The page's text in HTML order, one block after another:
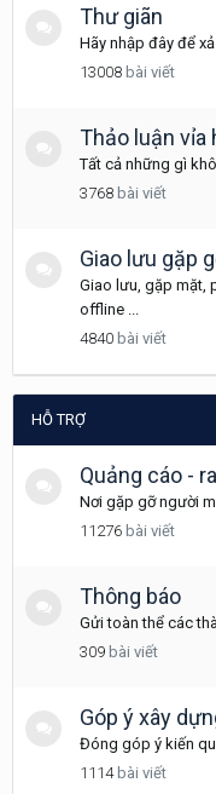
Thư giãn
Hãy nhập đây để
13008 bài viết
Thảo luận vỉa
Tất cả những gì
3768 bài viết
Giao lưu gặp
Giao lưu, gặp mặt,
offline ...
4840 bài viết
HỖ TRỢ
Quảng cáo -
Nơi gặp gỡ người
11276 bài viết
Thông báo
Gửi toàn thể các
309 bài viết
Góp ý xây
Đóng góp ý kiến
1114 bài viết